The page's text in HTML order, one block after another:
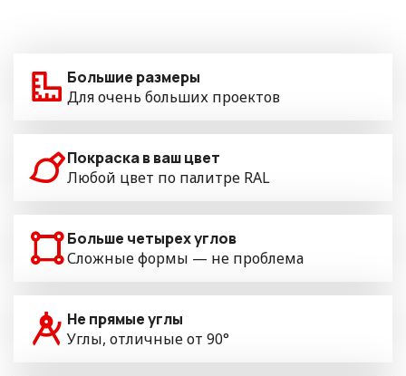
Большие размеры
Для очень больших проектов
Покраска в ваш цвет
Любой цвет по палитре RAL
Больше четырех углов
Сложные формы — не проблема
Не прямые углы
Углы, отличные от 90°